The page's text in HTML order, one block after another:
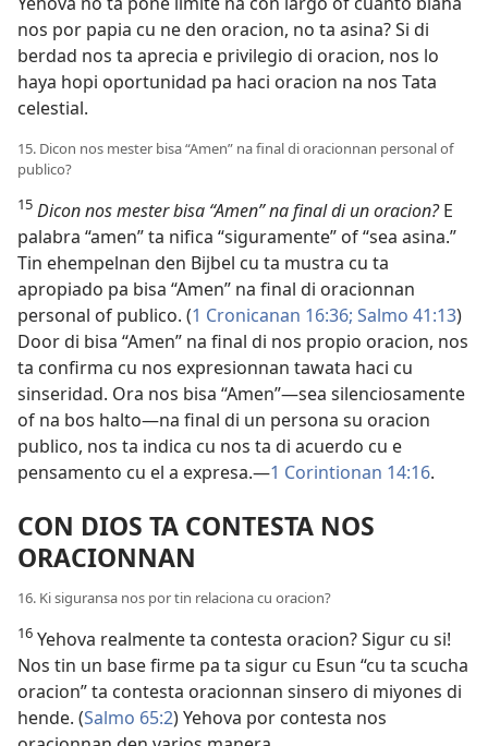
nos por papia cu ne den oracion, no ta asina? Si di
berdad nos ta aprecia e privilegio di oracion, nos lo
haya hopi oportunidad pa haci oracion na nos Tata
celestial.
15. Dicon nos mester bisa “Amen” na final di oracionnan personal of
publico?
15 Dicon nos mester bisa “Amen” na final di un oracion?E
palabra “amen” ta nifica “siguramente” of “sea asina.”
Tin ehempelnan den Bijbel cu ta mustra cu ta
apropiado pa bisa “Amen” na final di oracionnan
personal of publico. (1 Cronicanan 16:36; Salmo 41:13)
Door di bisa “Amen” na final di nos propio oracion, nos
ta confirma cu nos expresionnan tawata haci cu
sinseridad. Ora nos bisa “Amen”—sea silenciosamente
of na bos halto—na final di un persona su oracion
publico, nos ta indica cu nos ta di acuerdo cu e
pensamento cu el a expresa.—1 Corintionan 14:16.
CON DIOS TA CONTESTA NOS
ORACIONNAN
16. Ki siguransa nos por tin relaciona cu oracion?
16 Yehova realmente ta contesta oracion? Sigur cu si!
Nos tin un base firme pa ta sigur cu Esun “cu ta scucha
oracion” ta contesta oracionnan sinsero di miyones di
hende. (Salmo 65:2) Yehova por contesta nos